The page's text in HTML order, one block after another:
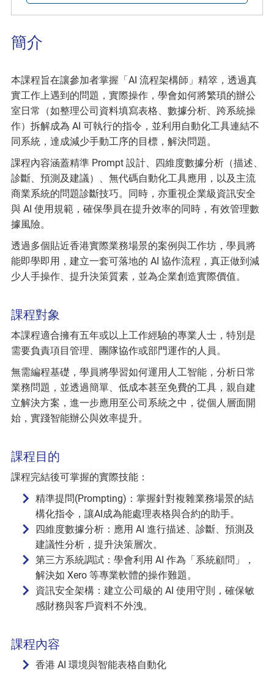
簡介
本課程旨在讓參加者掌握「AI 流程架構師」精箤，透過真
實工作上遇到的問題，實際操作，學會如何將繁瑣的辦公
室日常（如整理公司資料填寫表格、數據分析、跨系統操
作）拆解成為 AI 可執行的指令，並利用自動化工具連結不
同系統，達成減少手動工序的目標，解決問題。
課程內容涵蓋精準 Prompt 設計、四維度數據分析（描述、
診斷、預測及建議）、無代碼自動化工具應用，以及主流
商業系統的問題診斷技巧。同時，亦重視企業級資訊安全
與 AI 使用規範，確保學員在提升效率的同時，有效管理數
據風險。
透過多個貼近香港實際業務場景的案例與工作坊，學員將
能即學即用，建立一套可落地的 AI 協作流程，真正做到減
少人手操作、提升決策質素，並為企業創造實際價值。
課程對象
本課程適合擁有五年或以上工作經驗的專業人士，特別是
需要負責項目管理、團隊協作或部門運作的人員。
無需編程基礎，學員將學習如何運用人工智能，分析日常
業務問題，並透過簡單、低成本甚至免費的工具，親自建
立解決方案，進一步應用至公司系統之中，從個人層面開
始，實踐智能辦公與效率提升。
課程目的
課程完結後可掌握的實際技能：
精準提問(Prompting)：掌握針對複雜業務場景的結
構化指令，讓AI成為能處理表格與合約的助手。
四維度數據分析：應用 AI 進行描述、診斷、預測及
建議性分析，提升決策層次。
第三方系統調試：學會利用 AI 作為「系統顧問」，
解決如 Xero 等專業軟體的操作難題。
資訊安全架構：建立公司級的 AI 使用守則，確保敏
感財務與客戶資料不外洩。
課程內容
香港 AI 環境與智能表格自動化